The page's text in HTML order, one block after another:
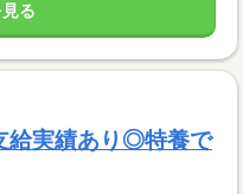
る
給実績あり◎特養で